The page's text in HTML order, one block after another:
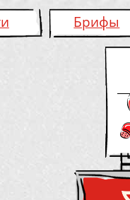
Брифы